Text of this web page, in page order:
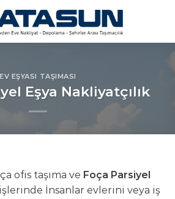
EV EŞYASI TAŞIMASI
Eşya Nakliyatçılık
ofis taşıma ve Foça Parsiyel
işlerinde İnsanlar evlerini veya iş